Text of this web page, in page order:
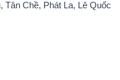
Tân Chề, Phát La, Lê Quốc